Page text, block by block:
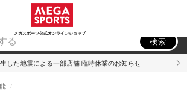
メガスポーツ公式オンラインショップ
アウトドア
検索
した地震による一部店舗 臨時休業のお知らせ